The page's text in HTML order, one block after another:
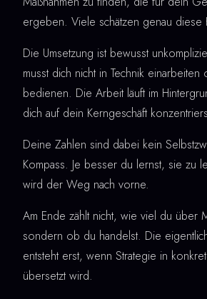
ergeben. Viele schätzen genau diese
Die Umsetzung ist bewusst
musst dich nicht in Technik einarbeiten
bedienen. Die Arbeit läuft im
dich auf dein Kerngeschäft
Deine Zahlen sind dabei kein
Kompass. Je besser du lernst, sie zu
wird der Weg nach vorne.
Am Ende zählt nicht, wie viel du über
sondern ob du handelst. Die
entsteht erst, wenn Strategie in
übersetzt wird.